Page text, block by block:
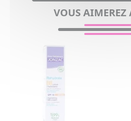
VOUS AIMEREZ